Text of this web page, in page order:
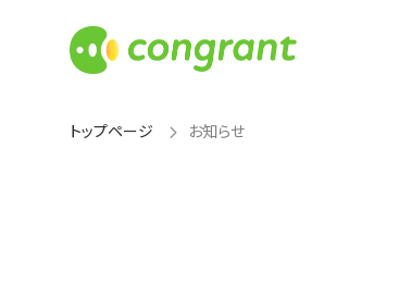
トップページ お知らせ